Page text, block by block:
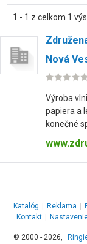
1 - 1 z celkom 1
Nová
Výroba
papiera a
konečné
Katalóg Reklama
Kontakt
© 2000 - 2026,